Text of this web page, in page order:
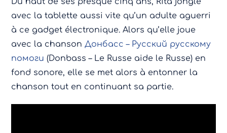
avec la tablette aussi vite qu’un adulte aguerri
à ce gadget électronique. Alors qu’elle joue
avec la chanson Донбасс – Русский русскому
помоги (Donbass – Le Russe aide le Russe) en
fond sonore, elle se met alors à entonner la
chanson tout en continuant sa partie.